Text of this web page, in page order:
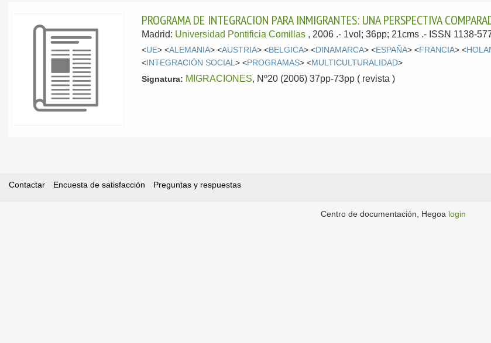
PROGRAMA DE INTEGRACION PARA INMIGRANTES: UNA PERSPECTIVA
Madrid: Universidad Pontificia Comillas , 2006 .- 1vol; 36pp; 21cms .- ISSN 1138-
<UE> <ALEMANIA> <AUSTRIA> <BELGICA> <DINAMARCA> <ESPAÑA> <FRANCIA> <
<INTEGRACIÓN SOCIAL> <PROGRAMAS> <MULTICULTURALIDAD>
Signatura: MIGRACIONES, Nº20 (2006) 37pp-73pp ( revista )
Contactar Encuesta de satisfacción Preguntas y respuestas
Centro de documentación, Hegoa login